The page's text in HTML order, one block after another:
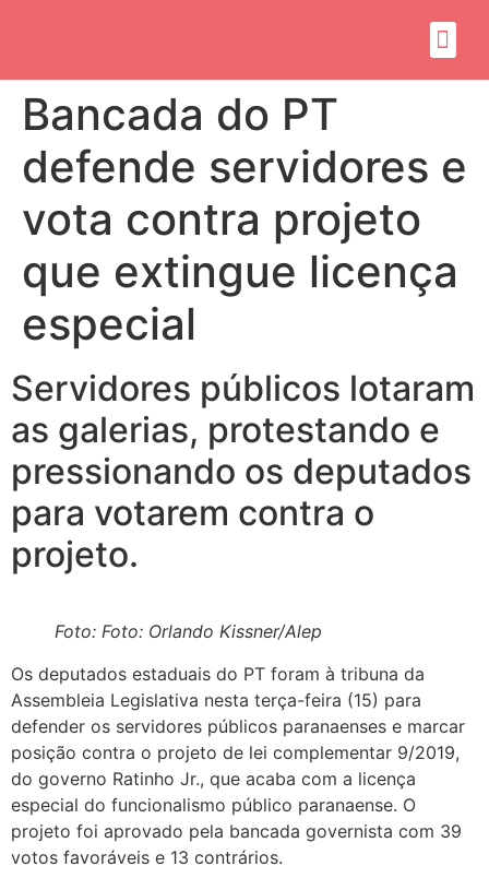
Bancada do PT
defende servidores e
vota contra projeto
que extingue licença
especial
Servidores públicos lotaram
as galerias, protestando e
pressionando os deputados
para votarem contra o
projeto.
Foto: Foto: Orlando Kissner/Alep
Os deputados estaduais do PT foram à tribuna da
Assembleia Legislativa nesta terça-feira (15) para
defender os servidores públicos paranaenses e marcar
posição contra o projeto de lei complementar 9/2019,
do governo Ratinho Jr., que acaba com a licença
especial do funcionalismo público paranaense. O
projeto foi aprovado pela bancada governista com 39
votos favoráveis e 13 contrários.